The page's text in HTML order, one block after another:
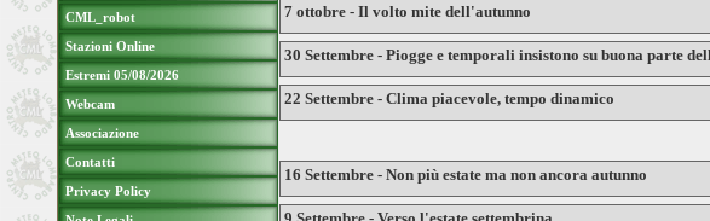
CML_robot
Stazioni Online
Estremi 05/08/2026
Webcam
Associazione
Contatti
Privacy Policy
7 ottobre - Il volto mite dell'autunno
30 Settembre - Piogge e temporali insistono su buona parte
22 Settembre - Clima piacevole, tempo dinamico
16 Settembre - Non più estate ma non ancora autunno